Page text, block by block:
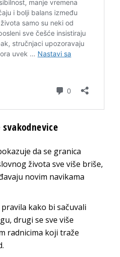
da se granica
života sve više briše,
novim navikama
kako bi sačuvali
drugi se sve više
radnicima koji traže